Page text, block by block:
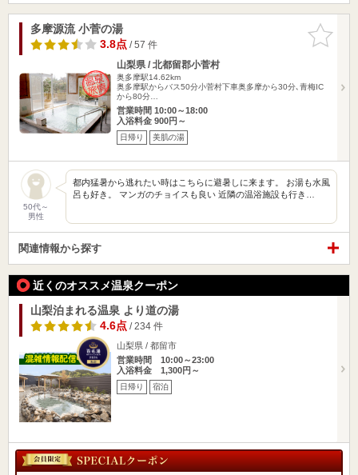
お気に入
りに追加
多摩源流 小菅の湯
3.8点/ 57 件
山梨県 / 北都留郡小菅村
奥多摩駅14.62km
奥多摩駅からバス50分小菅村下車奥多摩から30分､青梅IC
から80分…
営業時間 10:00～18:00
入浴料金 900円～
日帰り 美肌の湯
50代～
男性
都内猛暑から逃れたい時はこちらに避暑しに来ます。 お湯も水風
呂も好き。 マンガのチョイスも良い 近隣の温浴施設も行き…
関連情報から探す
近くのオススメ温泉クーポン
山梨泊まれる温泉 より道の湯
4.6点/ 234 件
山梨県 / 都留市
営業時間 10:00～23:00
入浴料金 1,300円～
日帰り 宿泊